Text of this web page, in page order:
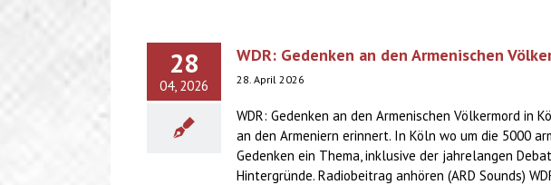
28
04, 2026
WDR: Gedenken an den Armenischen
28. April 2026
WDR: Gedenken an den Armenischen Völkermord in
an den Armeniern erinnert. In Köln wo um die 5000
Gedenken ein Thema, inklusive der jahrelangen
Hintergründe. Radiobeitrag anhören (ARD Sounds)